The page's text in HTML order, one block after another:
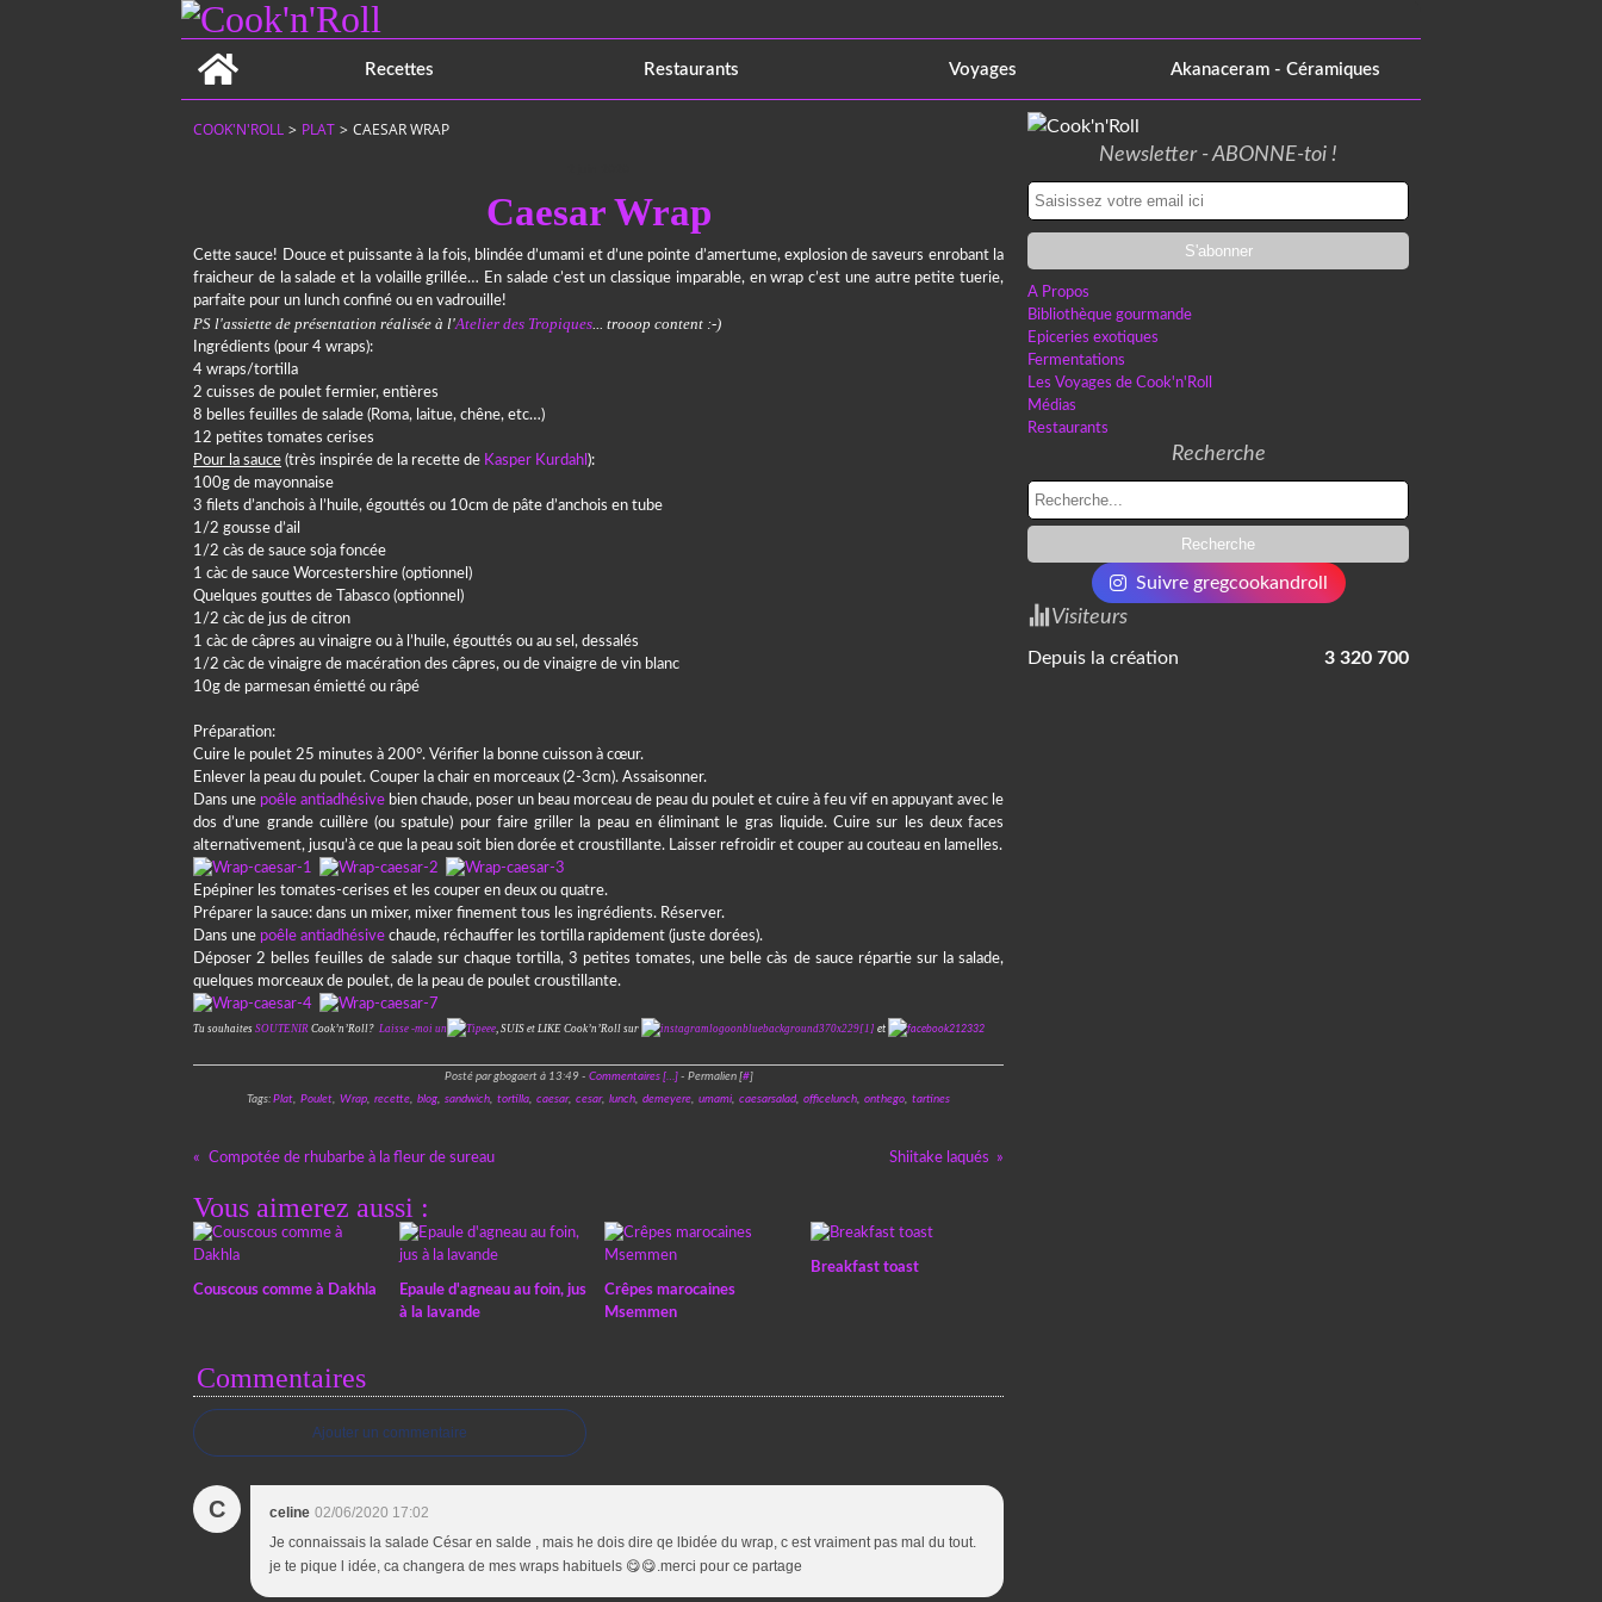
Recettes
Restaurants Voyages Akanaceram - Céramiques
COOK'N'ROLL > PLAT > CAESAR WRAP
Caesar Wrap
Cette sauce! Douce et puissante à la fois, blindée d’umami et d’une pointe d’amertume, explosion de saveurs enrobant la
fraicheur de la salade et la volaille grillée… En salade c’est un classique imparable, en wrap c’est une autre petite tuerie,
parfaite pour un lunch confiné ou en vadrouille!
PS l'assiette de présentation réalisée à l'Atelier des Tropiques... trooop content :-)
Ingrédients (pour 4 wraps):
4 wraps/tortilla
2 cuisses de poulet fermier, entières
8 belles feuilles de salade (Roma, laitue, chêne, etc…)
12 petites tomates cerises
Pour la sauce (très inspirée de la recette de Kasper Kurdahl ):
100g de mayonnaise
3 filets d’anchois à l’huile, égouttés ou 10cm de pâte d’anchois en tube
1/2 gousse d’ail
1/2 càs de sauce soja foncée
1 càc de sauce Worcestershire (optionnel)
Quelques gouttes de Tabasco (optionnel)
1/2 càc de jus de citron
1 càc de câpres au vinaigre ou à l’huile, égouttés ou au sel, dessalés
1/2 càc de vinaigre de macération des câpres, ou de vinaigre de vin blanc
10g de parmesan émietté ou râpé
Préparation:
Cuire le poulet 25 minutes à 200°. Vérifier la bonne cuisson à cœur.
Enlever la peau du poulet. Couper la chair en morceaux (2-3cm). Assaisonner.
Dans une poêle antiadhésive bien chaude, poser un beau morceau de peau du poulet et cuire à feu vif en appuyant avec le
dos d’une grande cuillère (ou spatule) pour faire griller la peau en éliminant le gras liquide. Cuire sur les deux faces
alternativement, jusqu’à ce que la peau soit bien dorée et croustillante. Laisser refroidir et couper au couteau en lamelles.
Epépiner les tomates-cerises et les couper en deux ou quatre.
Préparer la sauce: dans un mixer, mixer finement tous les ingrédients. Réserver.
Dans une poêle antiadhésive chaude, réchauffer les tortilla rapidement (juste dorées).
Déposer 2 belles feuilles de salade sur chaque tortilla, 3 petites tomates, une belle càs de sauce répartie sur la salade,
quelques morceaux de poulet, de la peau de poulet croustillante.
Tu souhaites SOUTENIR Cook’n’Roll? Laisse -moi un , SUIS et LIKE Cook’n’Roll sur et
Posté par gbogaert à 13:49 - Commentaires […]- Permalien [#]
Tags: Plat, Poulet, Wrap, recette, blog, sandwich, tortilla, caesar, cesar, lunch, demeyere, umami, caesarsalad, officelunch, onthego, tartines
Compotée de rhubarbe à la fleur de sureau Shiitake laqués
Vous aimerez aussi :
Couscous comme à Dakhla
Epaule d'agneau au foin, jus
à la lavande
Crêpes marocaines
Msemmen
Breakfast toast
Commentaires
Ajouter un commentaire
C celine 02/06/2020 17:02
Je connaissais la salade César en salde , mais he dois dire qe lbidée du wrap, c est vraiment pas mal du tout.
je te pique l idée, ca changera de mes wraps habituels 😋😋.merci pour ce partage
Newsletter - ABONNE-toi !
A Propos
Bibliothèque gourmande
Epiceries exotiques
Fermentations
Les Voyages de Cook'n'Roll
Médias
Restaurants
Recherche
Suivre gregcookandroll
Visiteurs
Depuis la création 3 320 700